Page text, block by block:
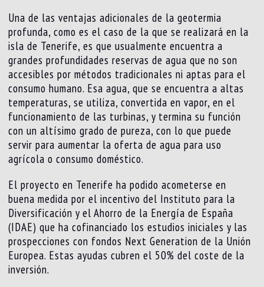
Una de las ventajas adicionales de la geotermia
profunda, como es el caso de la que se realizará en la
isla de Tenerife, es que usualmente encuentra a
grandes profundidades reservas de agua que no son
accesibles por métodos tradicionales ni aptas para el
consumo humano. Esa agua, que se encuentra a altas
temperaturas, se utiliza, convertida en vapor, en el
funcionamiento de las turbinas, y termina su función
con un altísimo grado de pureza, con lo que puede
servir para aumentar la oferta de agua para uso
agrícola o consumo doméstico.
El proyecto en Tenerife ha podido acometerse en
buena medida por el incentivo del Instituto para la
Diversificación y el Ahorro de la Energía de España
(IDAE) que ha cofinanciado los estudios iniciales y las
prospecciones con fondos Next Generation de la Unión
Europea. Estas ayudas cubren el 50% del coste de la
inversión.